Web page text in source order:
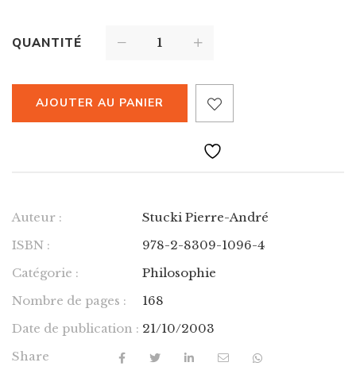
QUANTITÉ
AJOUTER AU PANIER
Auteur :
Stucki Pierre-André
ISBN :
978-2-8309-1096-4
Catégorie :
Philosophie
Nombre de pages :
168
Date de publication : 21/10/2003
Share